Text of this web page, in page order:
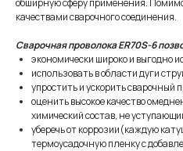
обширную сферу применения.
качествами сварочного соединения.
Сварочная проволока ER70S-6
экономически широко и выгодно
использовать в области дуги
упростить и ускорить сварочный
оценить высокое качество
химический состав, не
уберечь от коррозии(каждую
термоусадочную пленку с